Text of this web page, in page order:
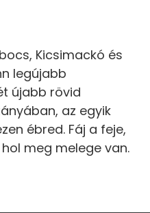
Kicsimackó és
legújabb
újabb rövid
az egyik
ébred. Fáj a feje,
meg melege van.